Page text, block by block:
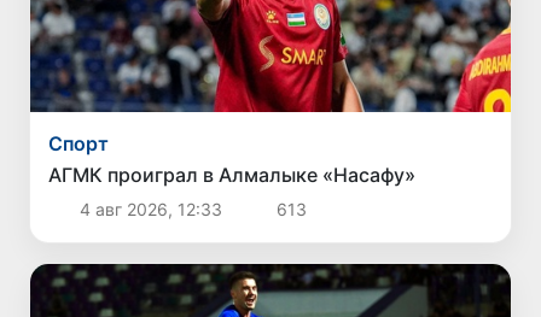
Спорт
АГМК проиграл в Алмалыке «Насафу»
4 авг 2026, 12:33 613